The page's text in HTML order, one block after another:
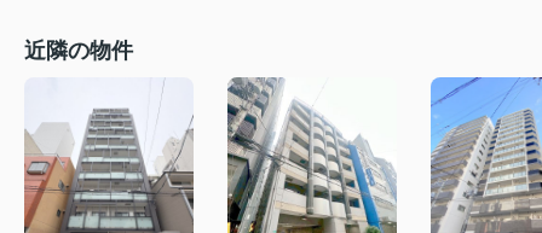
近隣の物件